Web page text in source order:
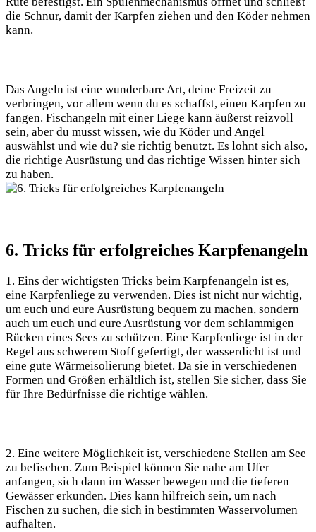
die Schnur, damit der Karpfen ziehen und den Köder nehmen
kann.
Das Angeln ist eine wunderbare Art, deine Freizeit zu
verbringen, vor allem wenn du es schaffst, einen Karpfen zu
fangen. Fischangeln mit einer Liege kann äußerst reizvoll
sein, aber du musst wissen, wie du Köder und Angel
auswählst und wie du? sie richtig benutzt. Es lohnt sich also,
die richtige Ausrüstung und das richtige Wissen hinter sich
zu haben.
6. Tricks für erfolgreiches Karpfenangeln
1. Eins der wichtigsten Tricks beim Karpfenangeln ist es,
eine Karpfenliege zu verwenden. Dies ist nicht nur wichtig,
um euch und eure Ausrüstung bequem zu machen, sondern
auch um euch und eure Ausrüstung vor dem schlammigen
Rücken eines Sees zu schützen. Eine Karpfenliege ist in der
Regel aus schwerem Stoff gefertigt, der wasserdicht ist und
eine gute Wärmeisolierung bietet. Da sie in verschiedenen
Formen und Größen erhältlich ist, stellen Sie sicher, dass Sie
für Ihre Bedürfnisse die richtige wählen.
2. Eine weitere Möglichkeit ist, verschiedene Stellen am See
zu befischen. Zum Beispiel können Sie nahe am Ufer
anfangen, sich dann im Wasser bewegen und die tieferen
Gewässer erkunden. Dies kann hilfreich sein, um nach
Fischen zu suchen, die sich in bestimmten Wasservolumen
aufhalten.